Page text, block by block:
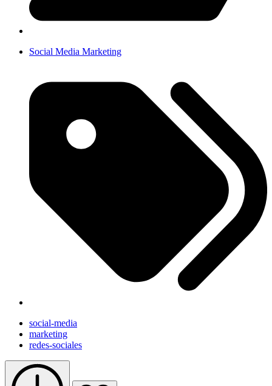
Social Media Marketing
social-media
marketing
redes-sociales